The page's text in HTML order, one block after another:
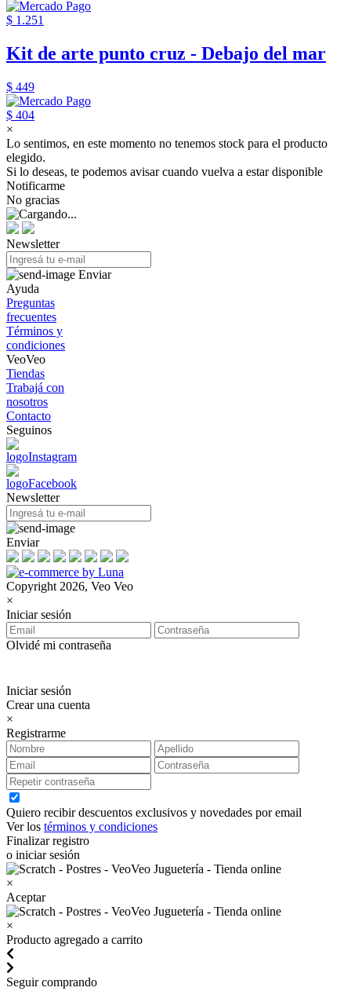
$ 1.251
Kit de arte punto cruz - Debajo del mar
$ 449
$ 404
×
Lo sentimos, en este momento no tenemos stock para el producto
elegido.
Si lo deseas, te podemos avisar cuando vuelva a estar disponible
Notificarme
No gracias
Newsletter
Enviar
Ayuda
Preguntas
frecuentes
Términos y
condiciones
VeoVeo
Tiendas
Trabajá con
nosotros
Contacto
Seguinos
Newsletter
Enviar
Copyright 2026, Veo Veo
×
Iniciar sesión
Olvidé mi contraseña
Iniciar sesión
Crear una cuenta
×
Registrarme
Quiero recibir descuentos exclusivos y novedades por email
Ver los términos y condiciones
Finalizar registro
o iniciar sesión
×
Aceptar
×
Producto agregado a carrito
Seguir comprando